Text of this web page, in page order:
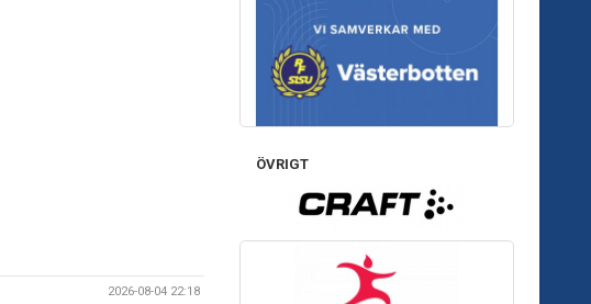
2026-08-04 22:18
ÖVRIGT